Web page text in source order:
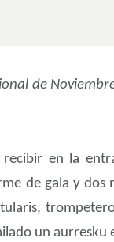
de
en la
de gala y dos
un